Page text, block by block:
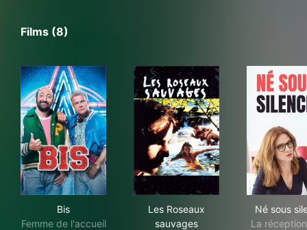
Films (8)
Bis
Femme de l'accueil
Les Roseaux
sauvages
Né sous
La